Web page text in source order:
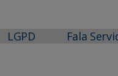
LGPD Fala